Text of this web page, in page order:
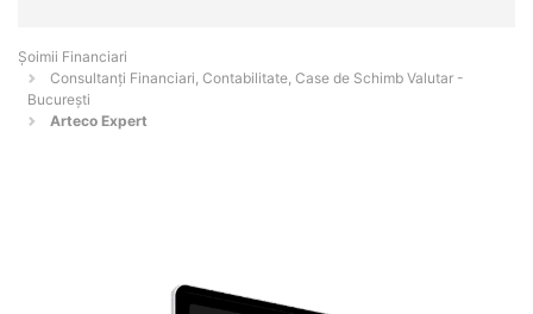
Șoimii Financiari
Consultanți Financiari, Contabilitate, Case de Schimb Valutar -
Bucureşti
Arteco Expert